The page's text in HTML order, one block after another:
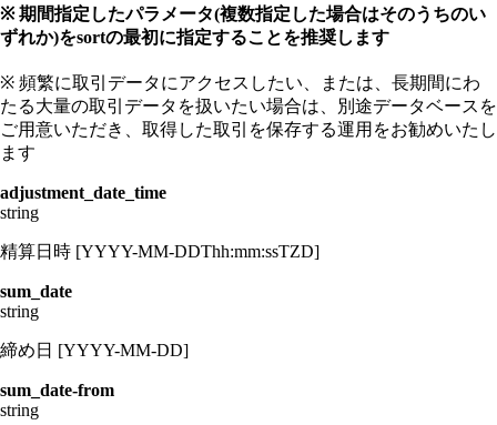
※ 期間指定したパラメータ(複数指定した場合はそのうちのい
ずれか)をsortの最初に指定することを推奨します
※ 頻繁に取引データにアクセスしたい、または、長期間にわ
たる大量の取引データを扱いたい場合は、別途データベースを
ご用意いただき、取得した取引を保存する運用をお勧めいたし
ます
adjustment_date_time
string
精算日時 [YYYY-MM-DDThh:mm:ssTZD]
sum_date
string
締め日 [YYYY-MM-DD]
sum_date-from
string